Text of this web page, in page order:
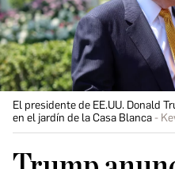
El presidente de EE.UU. Donald
en el jardín de la Casa Blanca